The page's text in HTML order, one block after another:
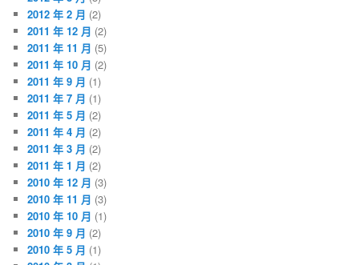
2012 年 2 月 (2)
2011 年 12 月 (2)
2011 年 11 月 (5)
2011 年 10 月 (2)
2011 年 9 月 (1)
2011 年 7 月 (1)
2011 年 5 月 (2)
2011 年 4 月 (2)
2011 年 3 月 (2)
2011 年 1 月 (2)
2010 年 12 月 (3)
2010 年 11 月 (3)
2010 年 10 月 (1)
2010 年 9 月 (2)
2010 年 5 月 (1)